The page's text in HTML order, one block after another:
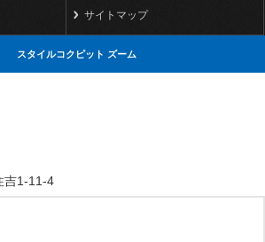
サイトマップ
スタイルコクピット ズーム
吉1-11-4